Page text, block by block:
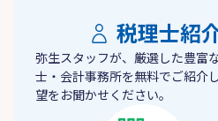
税理士紹
弥生スタッフが、厳選した豊富
士・会計事務所を無料でご紹介
望をお聞かせください。